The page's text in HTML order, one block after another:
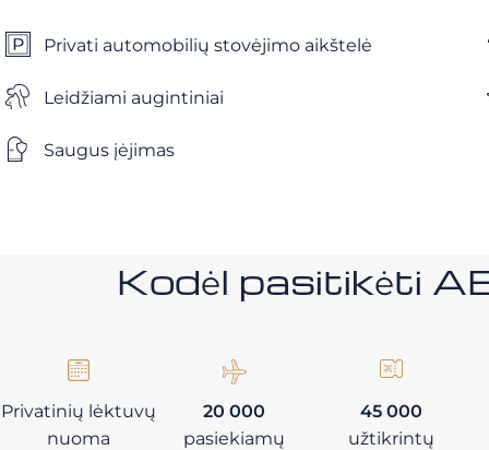
Privati ​​automobilių stovėjimo aikštelė
Leidžiami augintiniai
Saugus įėjimas
Kodėl pasitikėti
Privatinių lėktuvų
nuoma
20 000
pasiekiamų
45 000
užtikrintų